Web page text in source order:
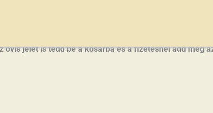
ovis jelet is tedd be a kosárba és a fizetésnél add meg